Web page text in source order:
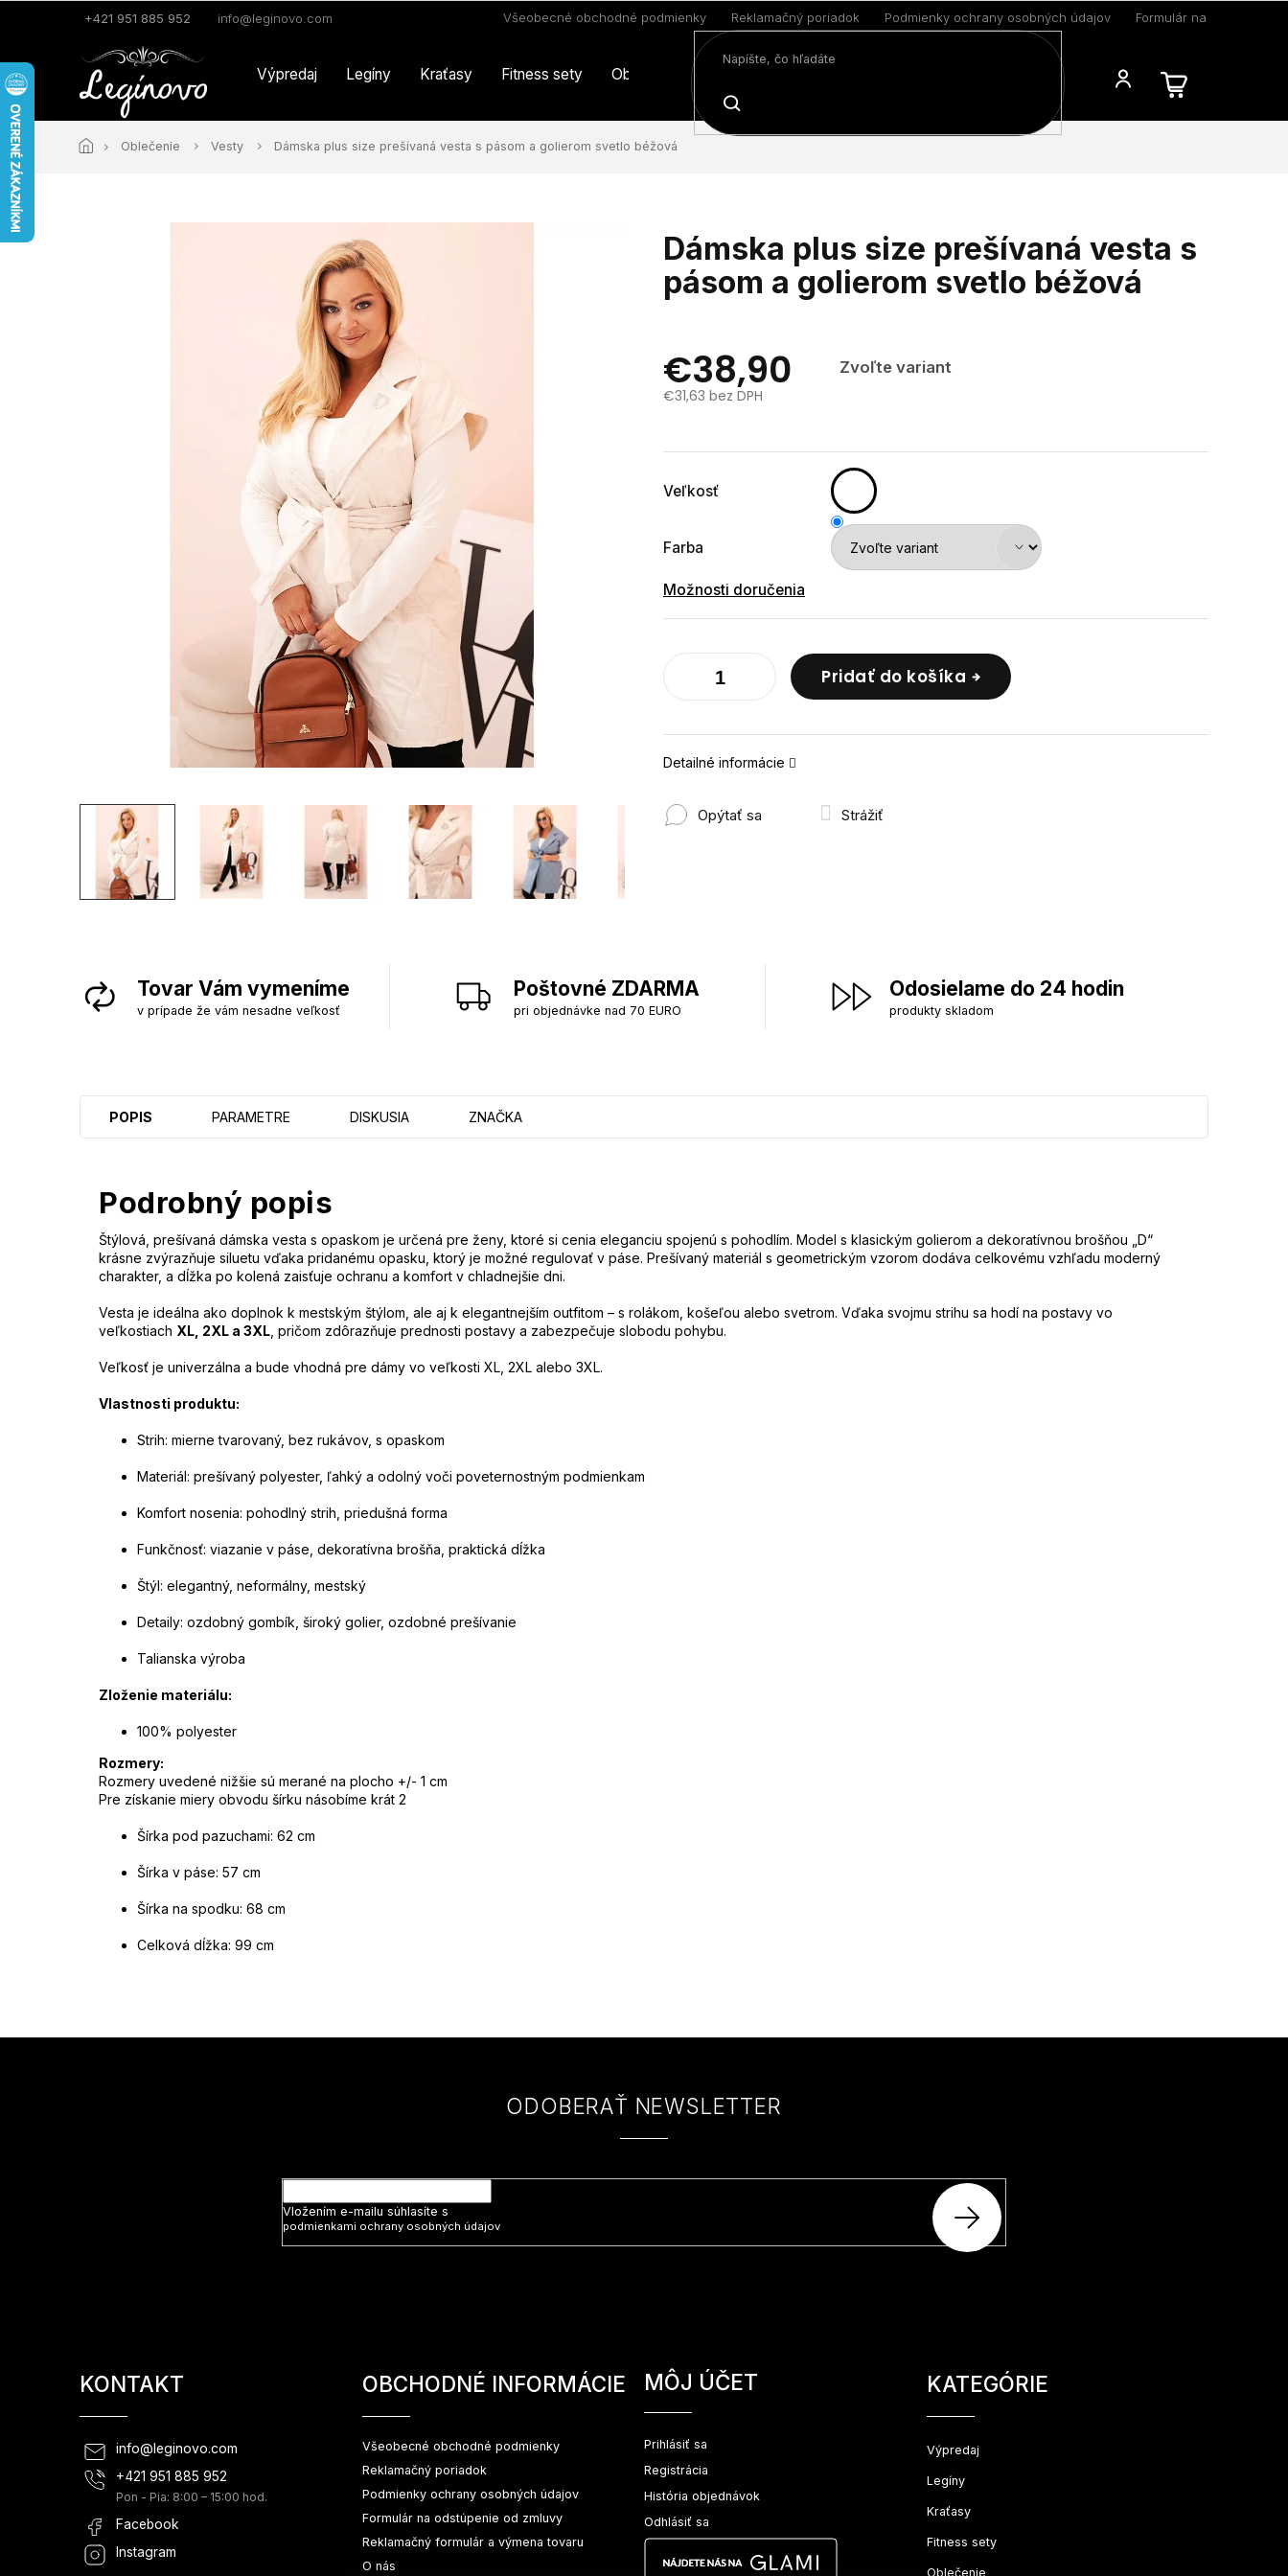
+421 951 885 952 info@leginovo.com Všeobecné obchodné podmienky Reklamačný poriadok Podmienky ochrany osobných údajov Formulár na odstúpenie
HĽADAŤ
Výpredaj Legíny Kraťasy Fitness sety Oblečenie
Oblečenie Vesty Dámska plus size prešívaná vesta s pásom a golierom svetlo béžová
Dámska plus size prešívaná vesta s
pásom a golierom svetlo béžová
€38,90
Zvoľte variant
€31,63 bez DPH
Veľkosť
Farba
Možnosti doručenia
Pridať do košíka
Detailné informácie
Opýtať sa Strážiť
Tovar Vám vymeníme
v prípade že vám nesadne veľkosť
Poštovné ZDARMA
pri objednávke nad 70 EURO
Odosielame do 24 hodin
produkty skladom
POPIS PARAMETRE DISKUSIA ZNAČKA
Podrobný popis
Štýlová, prešívaná dámska vesta s opaskom je určená pre ženy, ktoré si cenia eleganciu spojenú s pohodlím. Model s klasickým golierom a dekoratívnou brošňou „D“
krásne zvýrazňuje siluetu vďaka pridanému opasku, ktorý je možné regulovať v páse. Prešívaný materiál s geometrickým vzorom dodáva celkovému vzhľadu moderný
charakter, a dĺžka po kolená zaisťuje ochranu a komfort v chladnejšie dni.
Vesta je ideálna ako doplnok k mestským štýlom, ale aj k elegantnejším outfitom – s rolákom, košeľou alebo svetrom. Vďaka svojmu strihu sa hodí na postavy vo
veľkostiach XL, 2XL a 3XL , pričom zdôrazňuje prednosti postavy a zabezpečuje slobodu pohybu.
Veľkosť je univerzálna a bude vhodná pre dámy vo veľkosti XL, 2XL alebo 3XL.
Vlastnosti produktu:
Strih: mierne tvarovaný, bez rukávov, s opaskom
Materiál: prešívaný polyester, ľahký a odolný voči poveternostným podmienkam
Komfort nosenia: pohodlný strih, priedušná forma
Funkčnosť: viazanie v páse, dekoratívna brošňa, praktická dĺžka
Štýl: elegantný, neformálny, mestský
Detaily: ozdobný gombík, široký golier, ozdobné prešívanie
Talianska výroba
Zloženie materiálu:
100% polyester
Rozmery:
Rozmery uvedené nižšie sú merané na plocho +/- 1 cm
Pre získanie miery obvodu šírku násobíme krát 2
Šírka pod pazuchami: 62 cm
Šírka v páse: 57 cm
Šírka na spodku: 68 cm
Celková dĺžka: 99 cm
ODOBERAŤ NEWSLETTER
Vložením e-mailu súhlasíte s
podmienkami ochrany osobných údajov
PRIHLÁSIŤ
SA
KONTAKT
info@ leginovo.com
+421 951 885 952
Pon - Pia: 8:00 – 15:00 hod.
Facebook
Instagram
OBCHODNÉ INFORMÁCIE
Všeobecné obchodné podmienky
Reklamačný poriadok
Podmienky ochrany osobných údajov
Formulár na odstúpenie od zmluvy
Reklamačný formulár a výmena tovaru
O nás
MÔJ ÚČET
Prihlásiť sa
Registrácia
História objednávok
Odhlásiť sa
kategórie
KATEGÓRIE
Výpredaj
Legíny
Kraťasy
Fitness sety
Oblečenie